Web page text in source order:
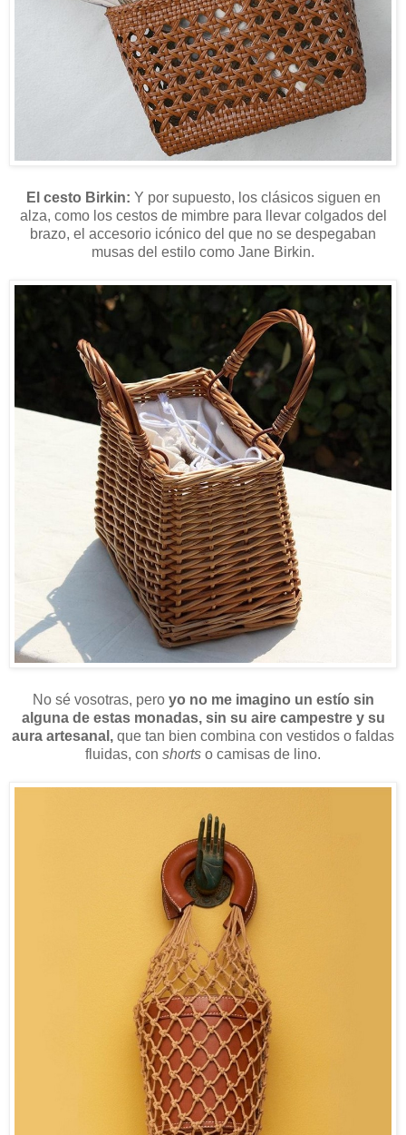
El cesto Birkin: Y por supuesto, los clásicos siguen en
alza, como los cestos de mimbre para llevar colgados del
brazo, el accesorio icónico del que no se despegaban
musas del estilo como Jane Birkin.
No sé vosotras, pero yo no me imagino un estío sin
alguna de estas monadas, sin su aire campestre y su
aura artesanal, que tan bien combina con vestidos o faldas
fluidas, con shorts o camisas de lino.